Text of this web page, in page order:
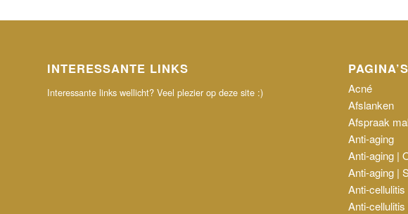
INTERESSANTE LINKS
Interessante links wellicht? Veel plezier op deze site :)
PAGINA’S
Acné
Afslanken
Afspraak
Anti-aging
Anti-aging |
Anti-aging |
Anti-cellulitis
Anti-